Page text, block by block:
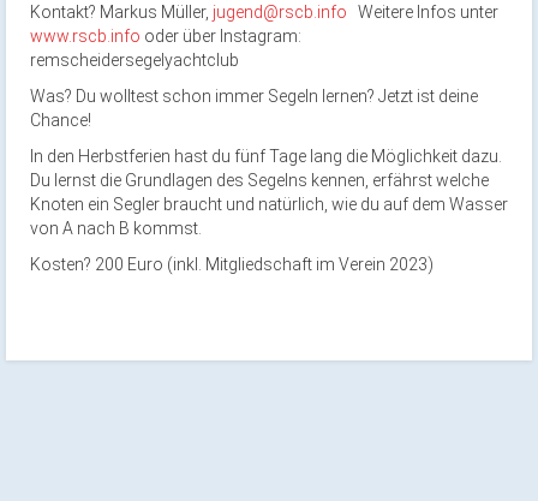
Kontakt? Markus Müller, jugend@rscb.info Weitere Infos unter
www.rscb.info oder über Instagram:
remscheidersegelyachtclub
Was? Du wolltest schon immer Segeln lernen? Jetzt ist deine
Chance!
In den Herbstferien hast du fünf Tage lang die Möglichkeit dazu.
Du lernst die Grundlagen des Segelns kennen, erfährst welche
Knoten ein Segler braucht und natürlich, wie du auf dem Wasser
von A nach B kommst.
Kosten? 200 Euro (inkl. Mitgliedschaft im Verein 2023)